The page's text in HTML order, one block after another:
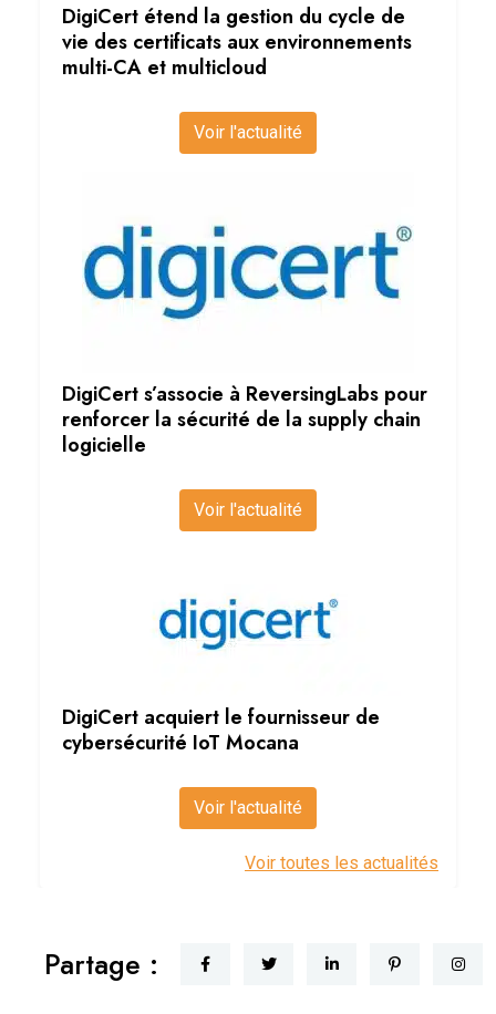
DigiCert étend la gestion du cycle de
vie des certificats aux environnements
multi-CA et multicloud
Voir l'actualité
DigiCert s’associe à ReversingLabs pour
renforcer la sécurité de la supply chain
logicielle
Voir l'actualité
DigiCert acquiert le fournisseur de
cybersécurité IoT Mocana
Voir l'actualité
Voir toutes les actualités
Partage :